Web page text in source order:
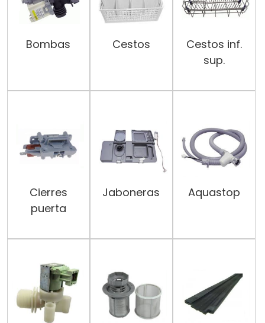
Bombas Cestos
Cestos inf.
sup.
Cierres
puerta
Jaboneras Aquastop